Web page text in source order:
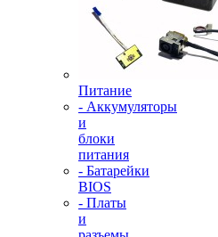
Питание
- Аккумуляторы
и
блоки
питания
- Батарейки
BIOS
- Платы
и